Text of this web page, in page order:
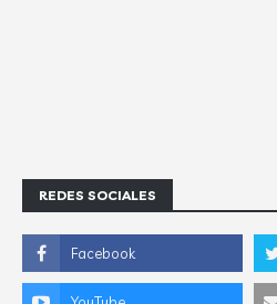
REDES SOCIALES